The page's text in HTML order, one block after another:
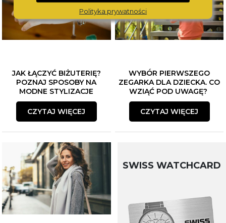
JAK ŁĄCZYĆ BIŻUTERIĘ?
POZNAJ SPOSOBY NA
MODNE STYLIZACJE
CZYTAJ WIĘCEJ
WYBÓR PIERWSZEGO
ZEGARKA DLA DZIECKA. CO
WZIĄĆ POD UWAGĘ?
CZYTAJ WIĘCEJ
SWISS WATCHCARD
Polityka prywatności